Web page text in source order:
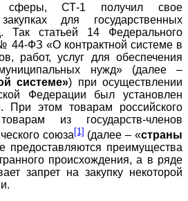
сферы, СТ-1 получил свое
для государственных
Так статьей 14 Федерального
44-ФЗ «О контрактной системе в
работ, услуг для обеспечения
нужд» (далее –
системе») при осуществлении
Федерации был установлен
При этом товарам российского
из государств-членов
союза [1] (далее – «страны
предоставляются преимущества
происхождения, а в ряде
запрет на закупку некоторой